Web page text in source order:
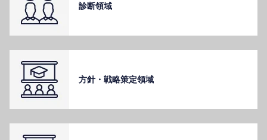
診断領域
⽅針・戦略策定領域